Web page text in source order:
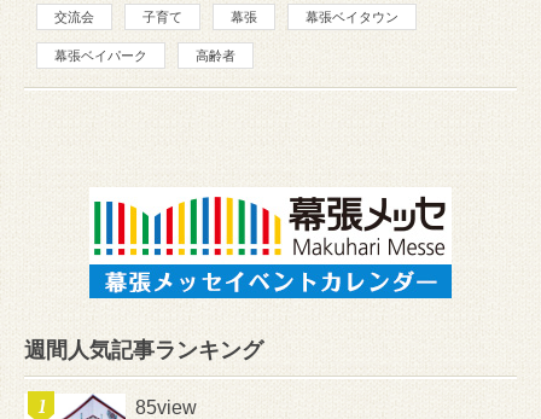
交流会 子育て 幕張 幕張ベイタウン
幕張ベイパーク 高齢者
週間人気記事ランキング
85view